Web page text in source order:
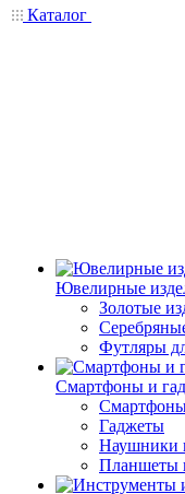
Каталог
Ювелирные
Золотые
Футляры
Смартфоны и
Гаджеты
Наушники
Планшеты